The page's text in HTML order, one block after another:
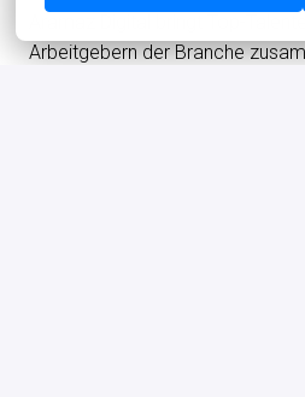
Arbeitgebern der Branche